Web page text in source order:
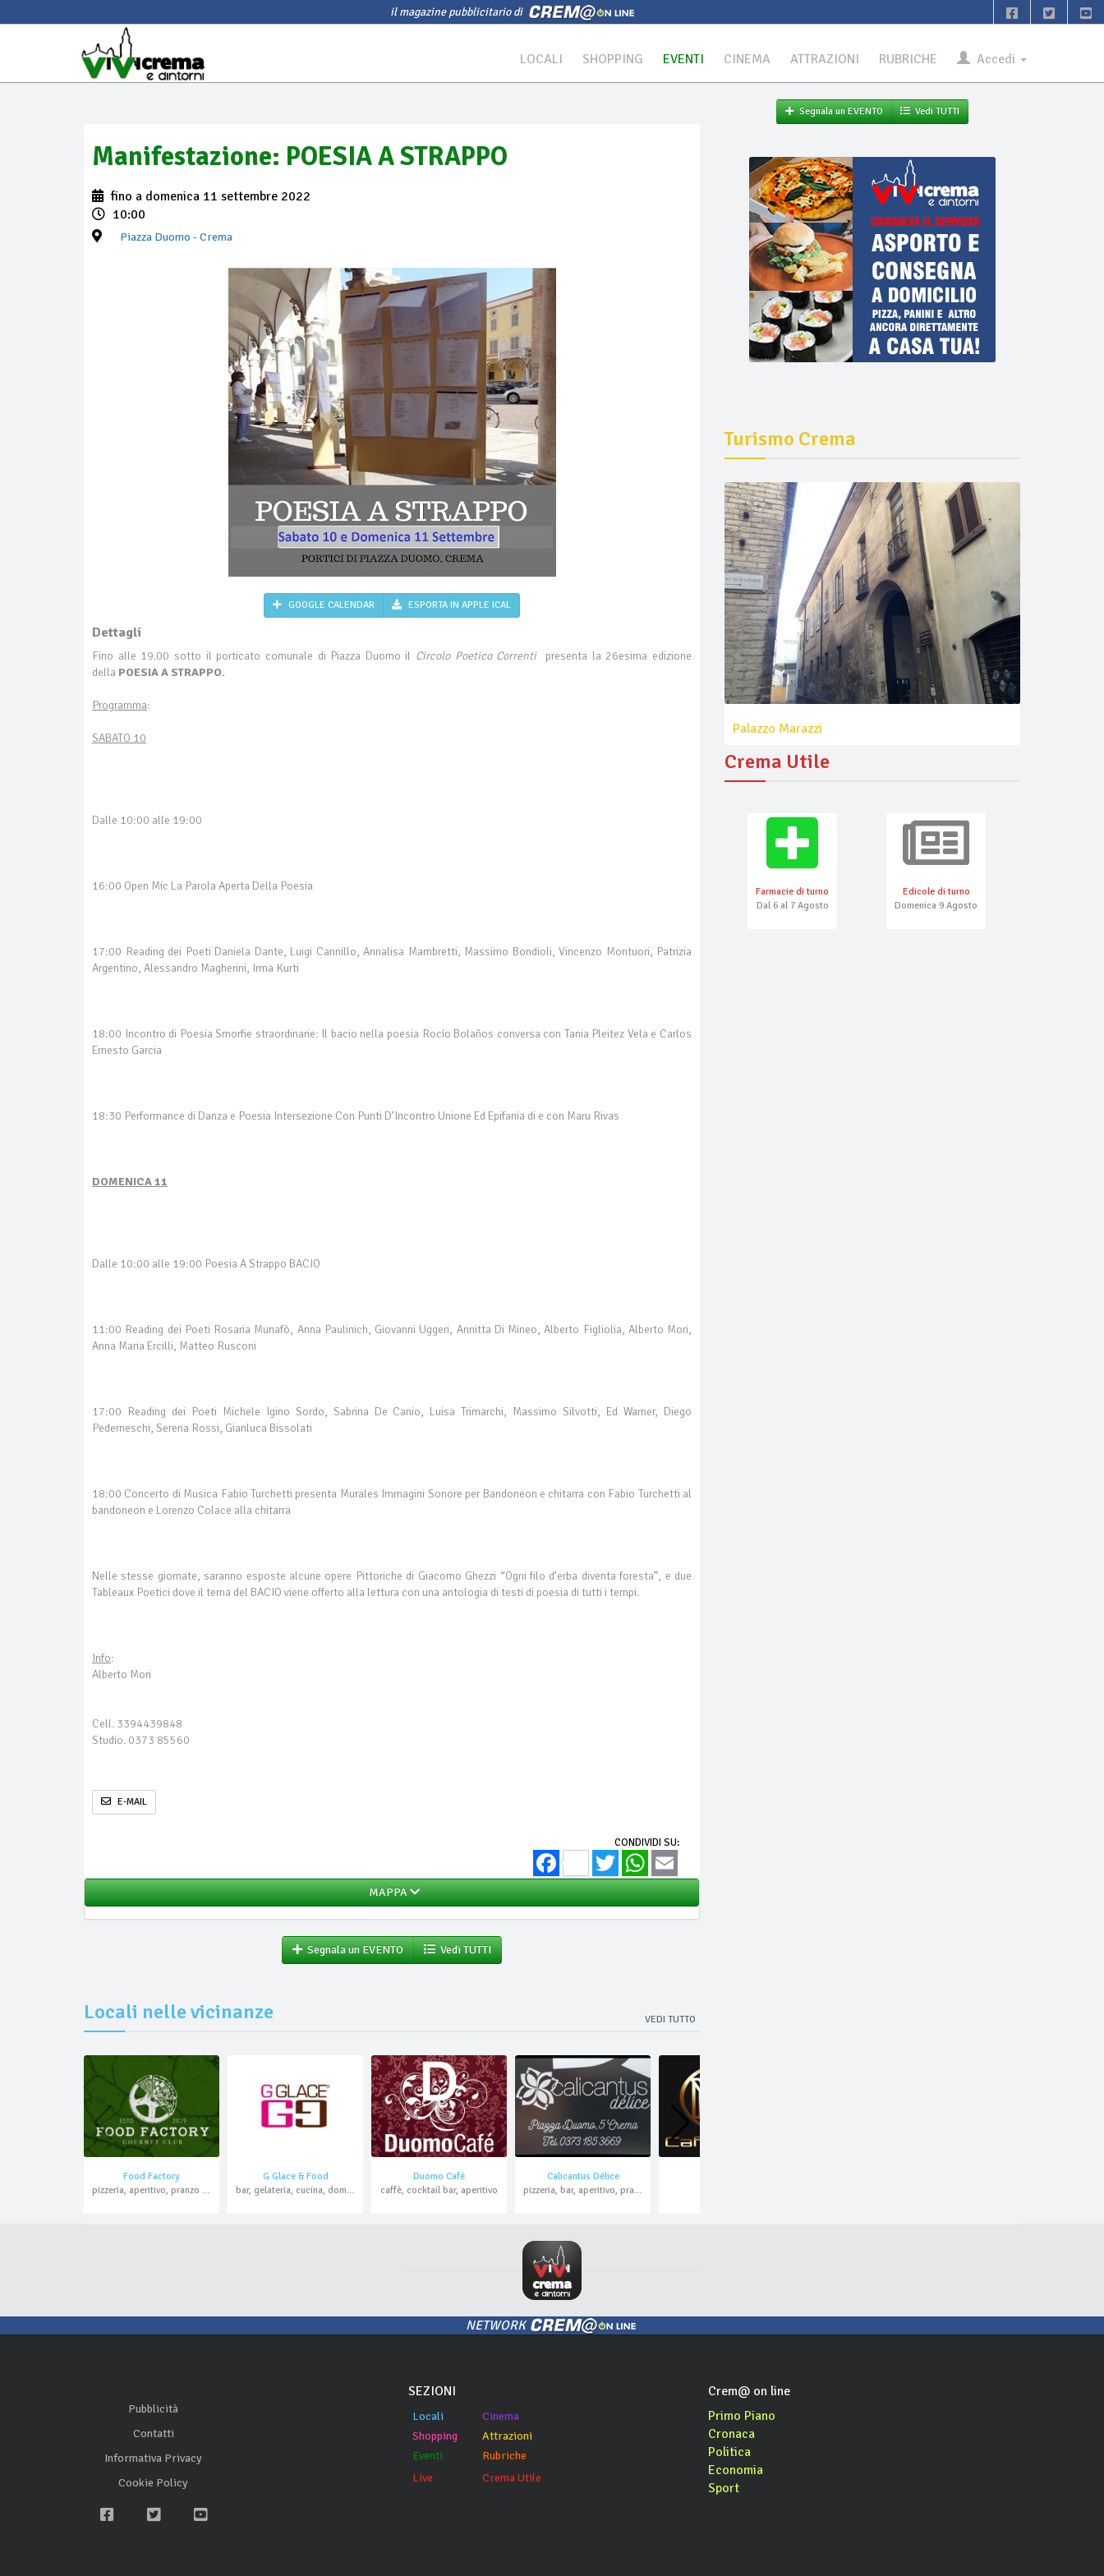
il magazine pubblicitario di
LOCALI SHOPPING EVENTI CINEMA ATTRAZIONI RUBRICHE Accedi
Manifestazione: POESIA A STRAPPO
fino a domenica 11 settembre 2022
10:00
Piazza Duomo - Crema
GOOGLE CALENDAR ESPORTA IN APPLE ICAL
Dettagli
Fino alle 19.00 sotto il porticato comunale di Piazza Duomo il Circolo Poetico Correnti
presenta la 26esima edizione
della POESIA A STRAPPO.
Programma:
SABATO 10
Dalle 10:00 alle 19:00
16:00 Open Mic La Parola Aperta Della Poesia
17:00 Reading dei Poeti Daniela Dante, Luigi Cannillo, Annalisa Mambretti, Massimo Bondioli, Vincenzo Montuori, Patrizia
Argentino, Alessandro Magherini, Irma Kurti
18:00 Incontro di Poesia Smorfie straordinarie: Il bacio nella poesia Rocío Bolaños conversa con Tania Pleitez Vela e Carlos
Ernesto Garcia
18:30 Performance di Danza e Poesia Intersezione Con Punti D’Incontro Unione Ed Epifania di e con Maru Rivas
DOMENICA 11
Dalle 10:00 alle 19:00 Poesia A Strappo BACIO
11:00 Reading dei Poeti Rosaria Munafò, Anna Paulinich, Giovanni Uggeri, Annitta Di Mineo, Alberto Figliolia, Alberto Mori,
Anna Maria Ercilli, Matteo Rusconi
17:00 Reading dei Poeti Michele Igino Sordo, Sabrina De Canio, Luisa Trimarchi, Massimo Silvotti, Ed Warner, Diego
Pederneschi, Serena Rossi, Gianluca Bissolati
18:00 Concerto di Musica Fabio Turchetti presenta Murales Immagini Sonore per Bandoneon e chitarra con Fabio Turchetti al
bandoneon e Lorenzo Colace alla chitarra
Nelle stesse giornate, saranno esposte alcune opere Pittoriche di Giacomo Ghezzi “Ogni filo d’erba diventa foresta”, e due
Tableaux Poetici dove il tema del BACIO viene offerto alla lettura con una antologia di testi di poesia di tutti i tempi.
Info:
Alberto Mori
Cell. 3394439848
Studio. 0373 85560
E-MAIL
CONDIVIDI SU:
FacebookTwitter WhatsApp
MAPPA
Segnala un EVENTO Vedi TUTTI
Locali nelle vicinanze VEDI TUTTO
Food Factory
pizzeria, aperitivo, pranzo di lavoro, asporto, domicilio
G Glace & Food
bar, gelateria, cucina, domicilio, asporto
Duomo Cafè
caffè, cocktail bar, aperitivo
Calicantus Délice
pizzeria, bar, aperitivo, pranzo di lavoro, asporto, domicilio
Segnala un EVENTO Vedi TUTTI
Turismo Crema
Palazzo Marazzi
Crema Utile
Farmacie di turno
Dal 6 al 7 Agosto
Edicole di turno
Domenica 9 Agosto
NETWORK
Pubblicità
Contatti
Informativa Privacy
Cookie Policy
SEZIONI
Locali
Shopping
Eventi
Live
Cinema
Attrazioni
Rubriche
Crema Utile
Crem@ on line
Primo Piano
Cronaca
Politica
Economia
Sport